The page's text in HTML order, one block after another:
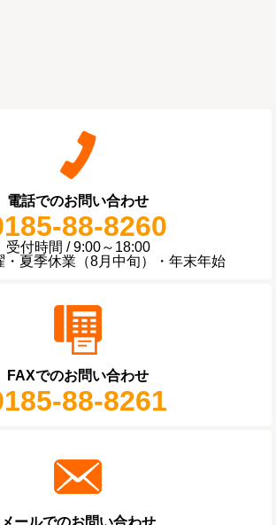
電話でのお問い合わせ
88-8260
受付時間 / 9:00～18:00
・夏季休業（8月中旬）・年末年始
FAXでのお問い合わせ
88-8261
メールでのお問い合わせ